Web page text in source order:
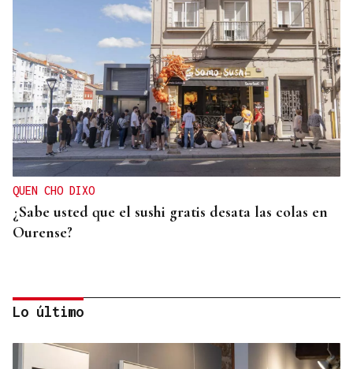
QUEN CHO DIXO
¿Sabe usted que el sushi gratis desata las colas en
Ourense?
Lo último